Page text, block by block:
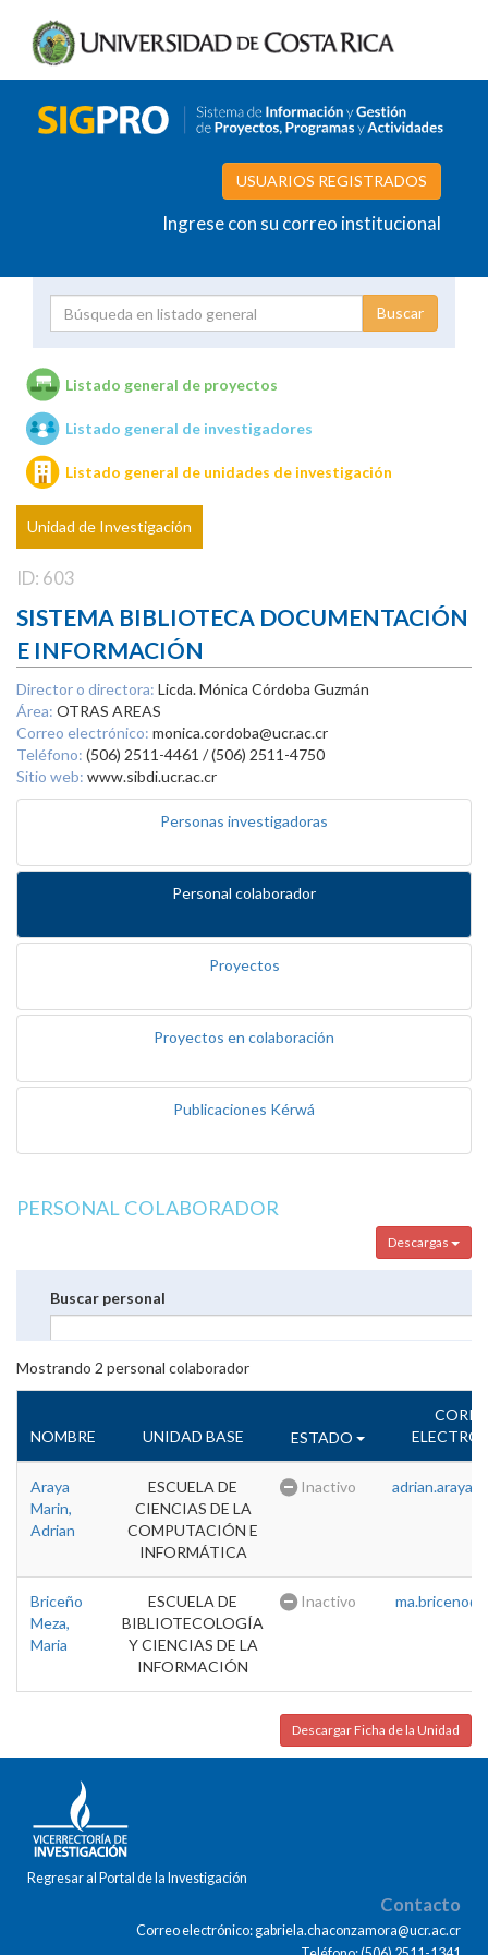
USUARIOS REGISTRADOS
Ingrese con su correo institucional
Unidades de investigación
Listado general de proyectos
Listado general de investigadores
Listado general de unidades de investigación
Unidad de Investigación
ID: 603
SISTEMA BIBLIOTECA DOCUMENTACIÓN
E INFORMACIÓN
Director o directora: Licda. Mónica Córdoba Guzmán
Área: OTRAS AREAS
Correo electrónico: monica.cordoba@ucr.ac.cr
Teléfono: (506) 2511-4461 / (506) 2511-4750
Sitio web: www.sibdi.ucr.ac.cr
Personas investigadoras
Personal colaborador
Proyectos
Proyectos en colaboración
Publicaciones Kérwá
PERSONAL COLABORADOR
Descargas
Buscar personal
Mostrando 2 personal colaborador
NOMBRE UNIDAD BASE ESTADO
Araya
Marin,
Adrian
ESCUELA DE
CIENCIAS DE LA
COMPUTACIÓN E
INFORMÁTICA
Inactivo
Briceño
Meza,
Maria
ESCUELA DE
BIBLIOTECOLOGÍA
Y CIENCIAS DE LA
INFORMACIÓN
Inactivo
Descargar Ficha de la Unidad
Regresar al Portal de la Investigación
Contacto
Correo electrónico: gabriela.chaconzamora@ucr.ac.cr